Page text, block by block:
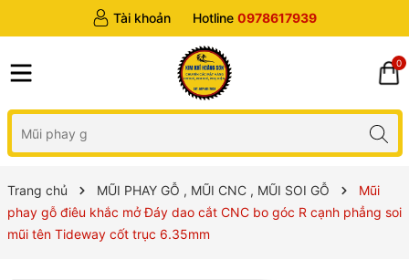
Tài khoản Hotline 0978617939
0
Trang chủ MŨI PHAY GỖ , MŨI CNC , MŨI SOI GỖ
Mũi
phay gỗ điêu khắc mở Đáy dao cắt CNC bo góc R cạnh phẳng soi
mũi tên Tideway cốt trục 6.35mm